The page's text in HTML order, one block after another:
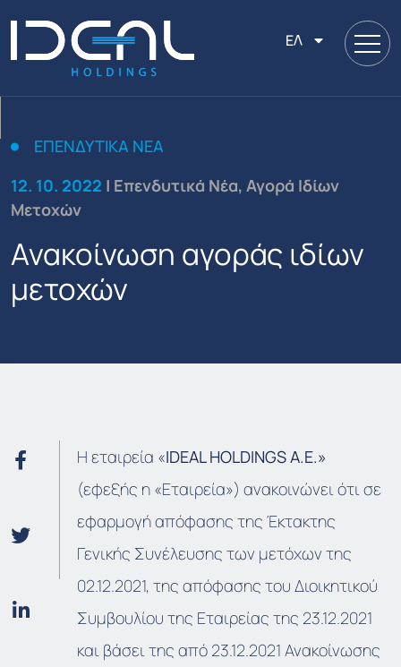
ΕΛ
ΕΠΕΝΔΥΤΙΚΆ ΝΈΑ
12. 10. 2022 | Επενδυτικά Νέα, Αγορά Ιδίων
Μετοχών
Ανακοίνωση αγοράς ιδίων
μετοχών
Η εταιρεία «IDEAL HOLDINGS A.E.»
(εφεξής η «Εταιρεία») ανακοινώνει ότι σε
εφαρμογή απόφασης της Έκτακτης
Γενικής Συνέλευσης των μετόχων της
02.12.2021, της απόφασης του Διοικητικού
Συμβουλίου της Εταιρείας της 23.12.2021
και βάσει της από 23.12.2021 Ανακοίνωσης